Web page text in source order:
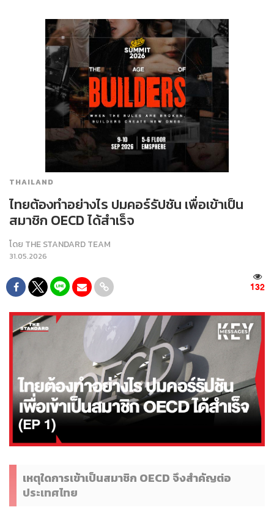
THAILAND
ไทยต้องทำอย่างไร ปมคอร์รัปชัน เพื่อเข้าเป็น
สมาชิก OECD ได้สำเร็จ
โดย THE STANDARD TEAM
31.05.2026
132
เหตุใดการเข้าเป็นสมาชิก OECD จึงสำคัญต่อ
ประเทศไทย